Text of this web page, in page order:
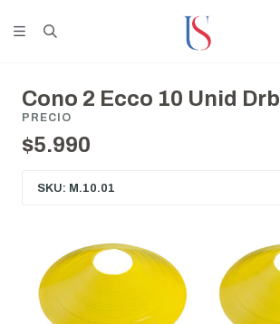
Cono 2 Ecco 10 Unid Drb
PRECIO
$5.990
SKU: M.10.01